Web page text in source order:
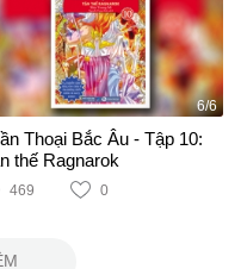
6/6
Thoại Bắc Âu - Tập 10:
thế Ragnarok
469 0